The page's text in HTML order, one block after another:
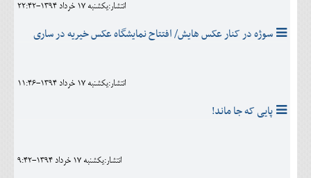
انتشار:يکشنبه 17 خرداد 1394-22:42
سوژه در کنار عکس هایش/ افتتاح نمایشگاه عکس خیریه در ساری
انتشار:يکشنبه 17 خرداد 1394-11:46
پایی که جا ماند!
انتشار:يکشنبه 17 خرداد 1394-9:42